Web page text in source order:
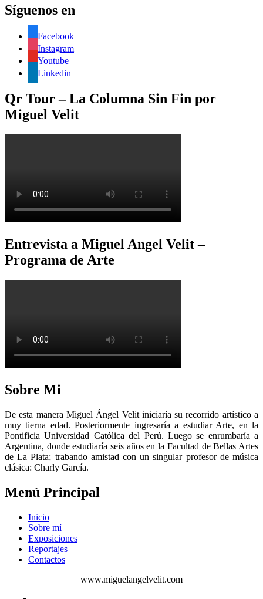
Síguenos en
Facebook
Instagram
Youtube
Linkedin
Qr Tour – La Columna Sin Fin por
Miguel Velit
Entrevista a Miguel Angel Velit –
Programa de Arte
Sobre Mi
De esta manera Miguel Ángel Velit iniciaría su recorrido artístico a
muy tierna edad. Posteriormente ingresaría a estudiar Arte, en la
Pontificia Universidad Católica del Perú. Luego se enrumbaría a
Argentina, donde estudiaría seis años en la Facultad de Bellas Artes
de La Plata; trabando amistad con un singular profesor de música
clásica: Charly García.
Menú Principal
Inicio
Sobre mí
Exposiciones
Reportajes
Contactos
www.miguelangelvelit.com